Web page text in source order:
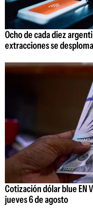
Ocho de cada diez
extracciones se
Cotización dólar blue EN
jueves 6 de agosto